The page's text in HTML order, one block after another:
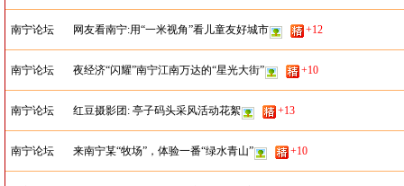
南宁论坛 网友看南宁:用“一米视角”看儿童友好城市 +12
南宁论坛 夜经济“闪耀”南宁江南万达的“星光大街” +10
南宁论坛 红豆摄影团: 亭子码头采风活动花絮 +13
南宁论坛 来南宁某“牧场”，体验一番“绿水青山” +10